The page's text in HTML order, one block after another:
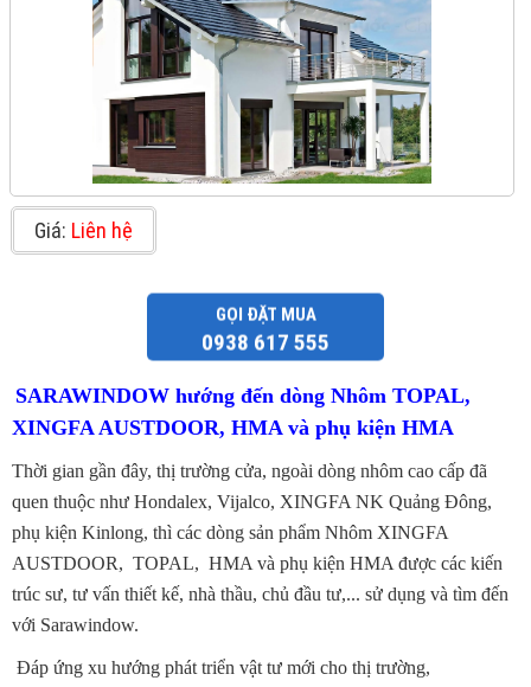
Giá: Liên hệ
GỌI ĐẶT MUA
0938 617 555
SARAWINDOW hướng đến dòng Nhôm TOPAL,
XINGFA AUSTDOOR, HMA và phụ kiện HMA
Thời gian gần đây, thị trường cửa, ngoài dòng nhôm cao cấp đã
quen thuộc như Hondalex, Vijalco, XINGFA NK Quảng Đông,
phụ kiện Kinlong, thì các dòng sản phẩm Nhôm XINGFA
AUSTDOOR, TOPAL, HMA và phụ kiện HMA được các kiến
trúc sư, tư vấn thiết kế, nhà thầu, chủ đầu tư,... sử dụng và tìm đến
với Sarawindow.
Đáp ứng xu hướng phát triển vật tư mới cho thị trường,